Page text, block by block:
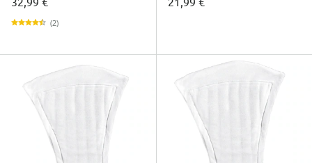
(2)